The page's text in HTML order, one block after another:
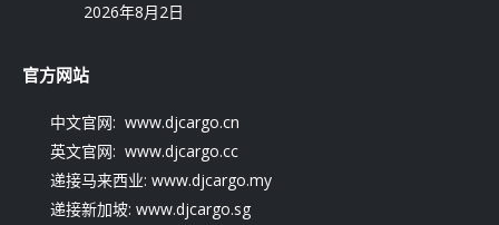
2026年8月2日
官方网站
中文官网: www.djcargo.cn
英文官网: www.djcargo.cc
递接马来西业: www.djcargo.my
递接新加坡: www.djcargo.sg